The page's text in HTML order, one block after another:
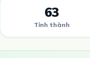
63
Tỉnh thành